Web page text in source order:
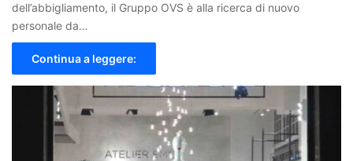
dell’abbigliamento, il Gruppo OVS è alla ricerca di nuovo
personale da…
Continua a leggere: